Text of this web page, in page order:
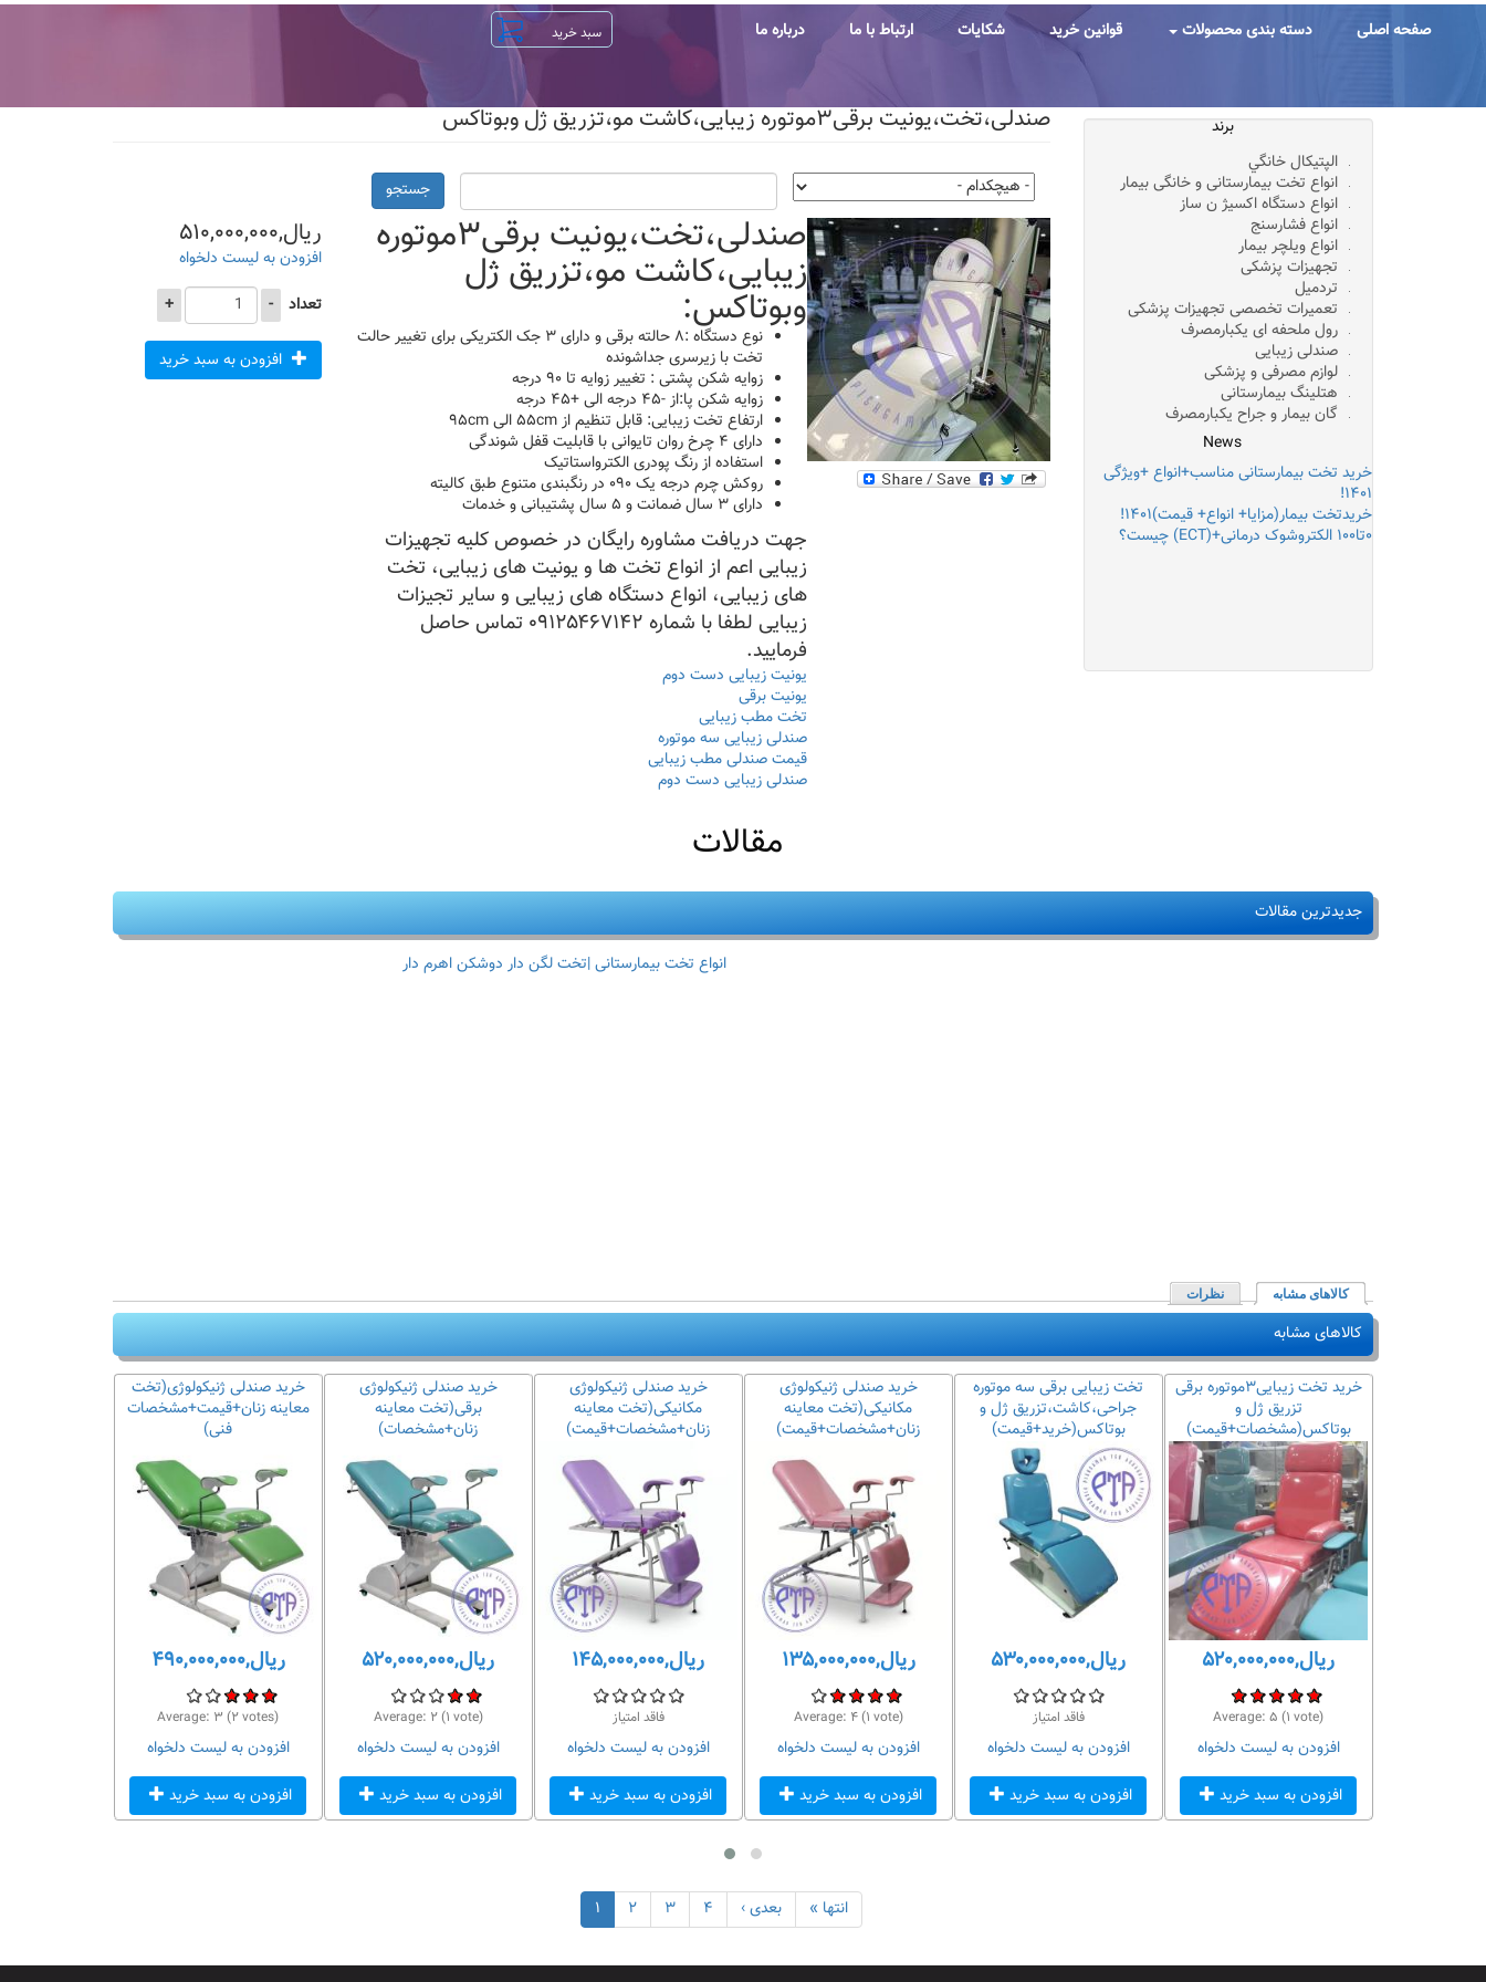
رفتن
صفحه اصلی دسته بندی محصولات قوانین خرید شکایات ارتباط با ما درباره ما
صندلی،تخت،یونیت برقی۳موتوره زیبایی،کاشت مو،تزریق ژل وبوتاکس
جستجو
ریال,۵۱۰,۰۰۰,۰۰۰
افزودن به لیست دلخواه
تعداد
-
+
افزودن به سبد خرید
صندلی،تخت،یونیت برقی۳موتوره
زیبایی،کاشت مو،تزریق ژل
وبوتاکس:
نوع دستگاه :۸ حالته برقی و دارای ۳ جک الکتریکی برای تغییر حالت
تخت با زیرسری جداشونده
زوایه شکن پشتی : تغییر زوایه تا ۹۰ درجه
زوایه شکن پا:از -۴۵ درجه الی +۴۵ درجه
ارتفاع تخت زیبایی: قابل تنظیم از ۵۵cm الی ۹۵cm
دارای ۴ چرخ روان تایوانی با قابلیت قفل شوندگی
استفاده از رنگ پودری الکترواستاتیک
روکش چرم درجه یک ۰۹۰ در رنگبندی متنوع طبق کالیته
دارای ۳ سال ضمانت و ۵ سال پشتیبانی و خدمات
جهت دریافت مشاوره رایگان در خصوص کلیه تجهیزات
زیبایی اعم از انواع تخت ها و یونیت های زیبایی، تخت
های زیبایی، انواع دستگاه های زیبایی و سایر تجیزات
زیبایی لطفا با شماره ۰۹۱۲۵۴۶۷۱۴۲ تماس حاصل
فرمایید.
یونیت زیبایی دست دوم
یونیت برقی
تخت مطب زیبایی
صندلی زیبایی سه موتوره
قیمت صندلی مطب زیبایی
صندلی زیبایی دست دوم
برند
الپتيکال خانگي
انواع تخت بیمارستانی و خانگی بیمار
انواع دستگاه اکسیژ ن ساز
انواع فشارسنج
انواع ویلچر بیمار
تجهیزات پزشکی
تردمیل
تعمیرات تخصصی تجهیزات پزشکی
رول ملحفه ای یکبارمصرف
صندلی زیبایی
لوازم مصرفی و پزشکی
هتلینگ بیمارستانی
گان بیمار و جراح یکبارمصرف
News
خرید تخت بیمارستانی مناسب+انواع +ویژگی
۱۴۰۱!
خریدتخت بیمار(مزایا+ انواع+ قیمت)۱۴۰۱!
۰تا۱۰۰ الکتروشوک درمانی+(ECT) چیست؟
مقالات
جدیدترین مقالات
انواع تخت بیمارستانی |تخت لگن دار دوشکن اهرم دار
کالاهای مشابه (لبه فعال)نظرات
کالاهای مشابه
خرید صندلی ژنیکولوژی(تخت
معاینه زنان+قیمت+مشخصات
فنی)
ریال,۴۹۰,۰۰۰,۰۰۰
Average: ۳ (۲votes)
افزودن به لیست دلخواه
افزودن به سبد خرید
خرید صندلی ژنیکولوژی
برقی(تخت معاینه
زنان+مشخصات)
ریال,۵۲۰,۰۰۰,۰۰۰
Average: ۲(۱ vote)
افزودن به لیست دلخواه
افزودن به سبد خرید
خرید صندلی ژنیکولوژی
مکانیکی(تخت معاینه
زنان+مشخصات+قیمت)
ریال,۱۴۵,۰۰۰,۰۰۰
فاقد امتیاز
افزودن به لیست دلخواه
افزودن به سبد خرید
خرید صندلی ژنیکولوژی
مکانیکی(تخت معاینه
زنان+مشخصات+قیمت)
ریال,۱۳۵,۰۰۰,۰۰۰
Average: ۴(۱ vote)
افزودن به لیست دلخواه
افزودن به سبد خرید
تخت زیبایی برقی سه موتوره
جراحی،کاشت،تزریق ژل و
بوتاکس(خرید+قیمت)
ریال,۵۳۰,۰۰۰,۰۰۰
فاقد امتیاز
افزودن به لیست دلخواه
افزودن به سبد خرید
خرید تخت زیبایی۳موتوره برقی
تزریق ژل و
بوتاکس(مشخصات+قیمت)
ریال,۵۲۰,۰۰۰,۰۰۰
Average: ۵ (۱ vote)
افزودن به لیست دلخواه
افزودن به سبد خرید
۱ ۲ ۳ ۴ بعدی › انتها »